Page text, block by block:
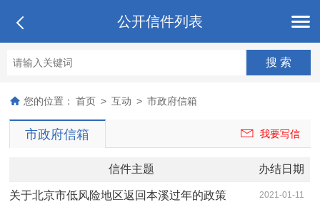
公开信件列表
您的位置： 首页 > 互动 > 市政府信箱
我要写信
市政府信箱
信件主题 办结日期
关于北京市低风险地区返回本溪过年的政策 2021-01-11